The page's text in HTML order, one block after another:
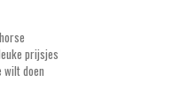
prijsjes
wilt doen